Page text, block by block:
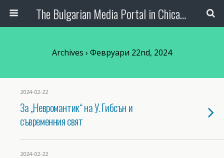
The Bulgarian Media Portal in Chicago
Archives › Февруари 22nd, 2024
2024-02-22
За „Невромантик“ на У. Гибсън и
съвременния свят
2024-02-22